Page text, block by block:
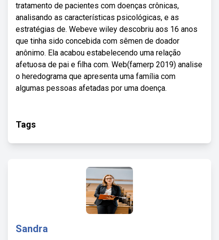
tratamento de pacientes com doenças crônicas,
analisando as características psicológicas, e as
estratégias de. Webeve wiley descobriu aos 16 anos
que tinha sido concebida com sêmen de doador
anônimo. Ela acabou estabelecendo uma relação
afetuosa de pai e filha com. Web(famerp 2019) analise
o heredograma que apresenta uma família com
algumas pessoas afetadas por uma doença.
Tags
Sandra